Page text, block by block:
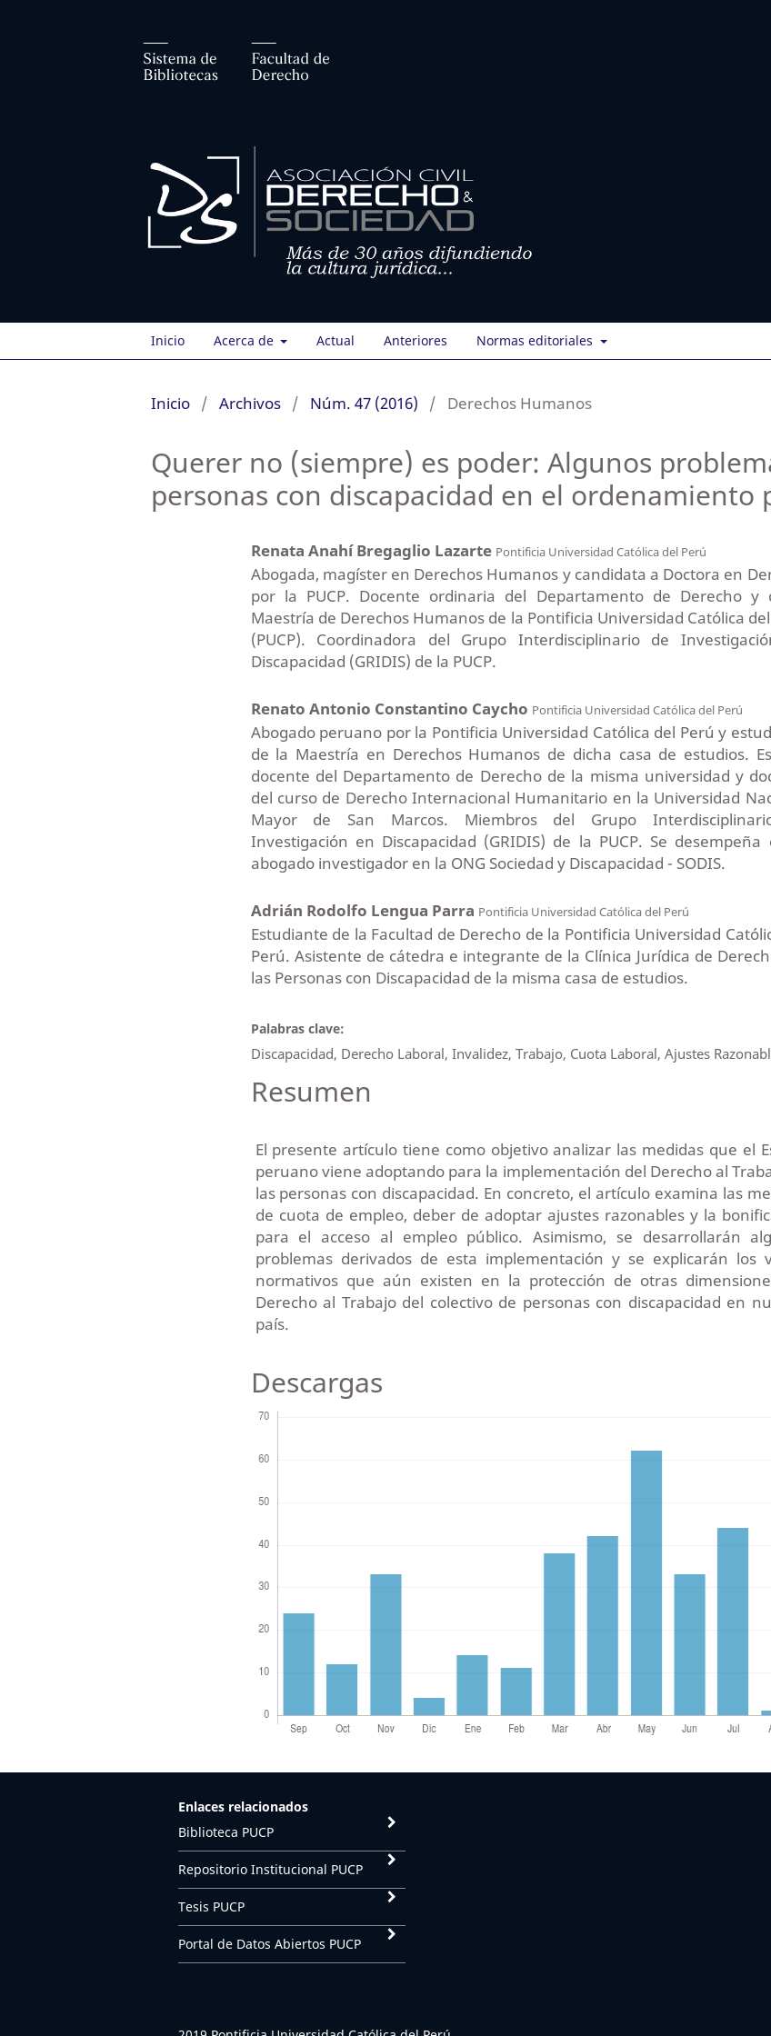
Inicio Acerca de Actual Anteriores Normas editoriales
Inicio / Archivos / Núm. 47 (2016) / Derechos Humanos
Querer no (siempre) es poder: Algunos
personas con discapacidad en el ordenamiento
Renata Anahí Bregaglio Lazarte Pontificia Universidad Católica del Perú
Abogada, magíster en Derechos Humanos y candidata a Doctora en
por la PUCP. Docente ordinaria del Departamento de Derecho y
Maestría de Derechos Humanos de la Pontificia Universidad Católica
(PUCP). Coordinadora del Grupo Interdisciplinario de
Discapacidad (GRIDIS) de la PUCP.
Renato Antonio Constantino Caycho Pontificia Universidad Católica del Perú
Abogado peruano por la Pontificia Universidad Católica del Perú y
de la Maestría en Derechos Humanos de dicha casa de estudios.
docente del Departamento de Derecho de la misma universidad y
del curso de Derecho Internacional Humanitario en la Universidad
Mayor de San Marcos. Miembros del Grupo
Investigación en Discapacidad (GRIDIS) de la PUCP. Se desempeña
abogado investigador en la ONG Sociedad y Discapacidad - SODIS.
Adrián Rodolfo Lengua Parra Pontificia Universidad Católica del Perú
Estudiante de la Facultad de Derecho de la Pontificia Universidad
Perú. Asistente de cátedra e integrante de la Clínica Jurídica de
las Personas con Discapacidad de la misma casa de estudios.
Palabras clave:
Discapacidad, Derecho Laboral, Invalidez, Trabajo, Cuota Laboral, Ajustes
Resumen
El presente artículo tiene como objetivo analizar las medidas que el
peruano viene adoptando para la implementación del Derecho al
las personas con discapacidad. En concreto, el artículo examina las
de cuota de empleo, deber de adoptar ajustes razonables y la
para el acceso al empleo público. Asimismo, se desarrollarán
problemas derivados de esta implementación y se explicarán los
normativos que aún existen en la protección de otras
Derecho al Trabajo del colectivo de personas con discapacidad en
país.
Descargas
Enlaces relacionados
Biblioteca PUCP
Repositorio Institucional PUCP
Tesis PUCP
Portal de Datos Abiertos PUCP